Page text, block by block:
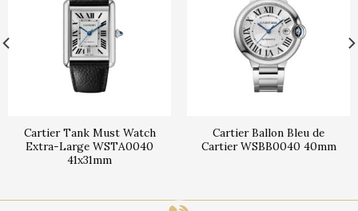
Cartier Tank Must Watch
Extra-Large WSTA0040
41x31mm
Cartier Ballon Bleu de
Cartier WSBB0040 40mm